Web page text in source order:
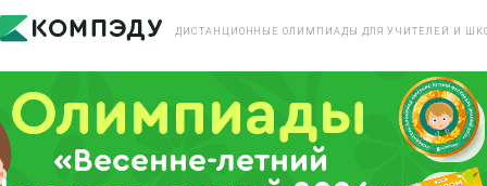
ДИСТАНЦИОННЫЕ ОЛИМПИАДЫ ДЛЯ УЧИТЕЛЕЙ И
«Весенне-летний